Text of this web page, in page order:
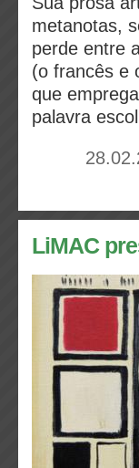
metanotas,
perde entre
(o francês e
que
palavra
LiMAC